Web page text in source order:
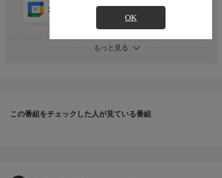
OK
もっと見る
カレンダー登録 アプリ視聴
神奈川県YOUテレビエリア内の知られざるスポットや名物グルメ
この番組をチェックした人が見ている番組